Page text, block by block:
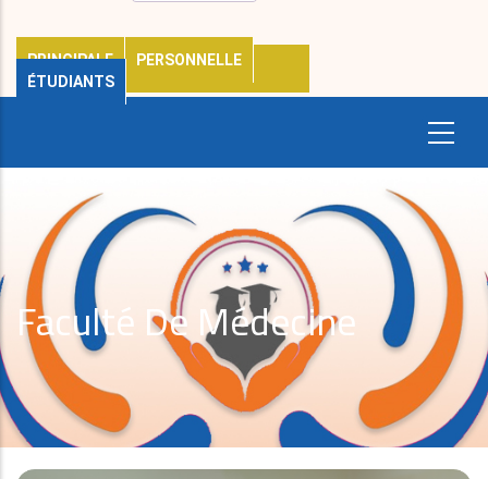
PRINCIPALE
PERSONNELLE
ÉTUDIANTS
Faculté De Médecine